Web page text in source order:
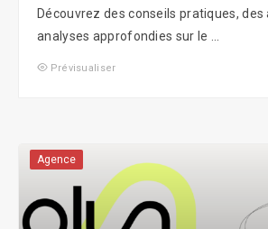
Découvrez des conseils pratiques, des
analyses approfondies sur le ...
Prévisualiser
Agence